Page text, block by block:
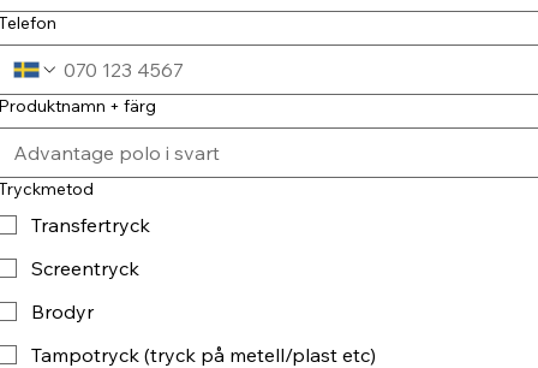
+ färg
Transfertryck
Screentryck
Brodyr
Tampotryck (tryck på metell/plast etc)